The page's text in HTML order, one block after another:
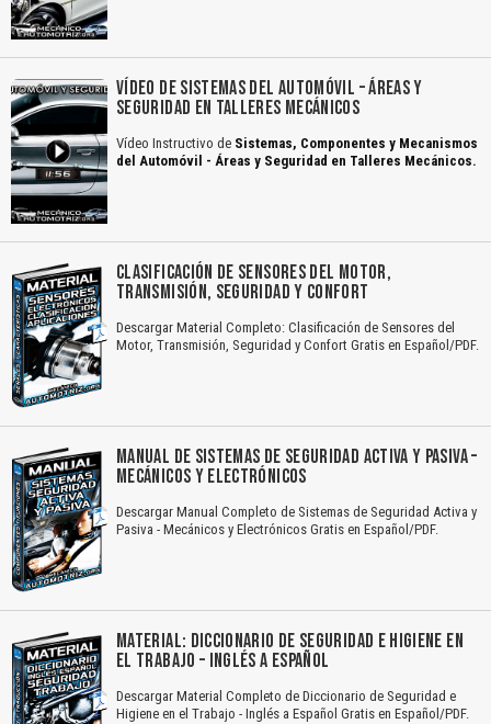
VÍDEO DE SISTEMAS DEL AUTOMÓVIL – ÁREAS Y
SEGURIDAD EN TALLERES MECÁNICOS
Vídeo Instructivo de Sistemas, Componentes y Mecanismos
del Automóvil - Áreas y Seguridad en Talleres Mecánicos.
CLASIFICACIÓN DE SENSORES DEL MOTOR,
TRANSMISIÓN, SEGURIDAD Y CONFORT
Descargar Material Completo: Clasificación de Sensores del
Motor, Transmisión, Seguridad y Confort Gratis en Español/PDF.
MANUAL DE SISTEMAS DE SEGURIDAD ACTIVA Y PASIVA –
MECÁNICOS Y ELECTRÓNICOS
Descargar Manual Completo de Sistemas de Seguridad Activa y
Pasiva - Mecánicos y Electrónicos Gratis en Español/PDF.
MATERIAL: DICCIONARIO DE SEGURIDAD E HIGIENE EN
EL TRABAJO – INGLÉS A ESPAÑOL
Descargar Material Completo de Diccionario de Seguridad e
Higiene en el Trabajo - Inglés a Español Gratis en Español/PDF.
Texto o Imagen de portada son erróneos.
Reportar otro tipo de error...